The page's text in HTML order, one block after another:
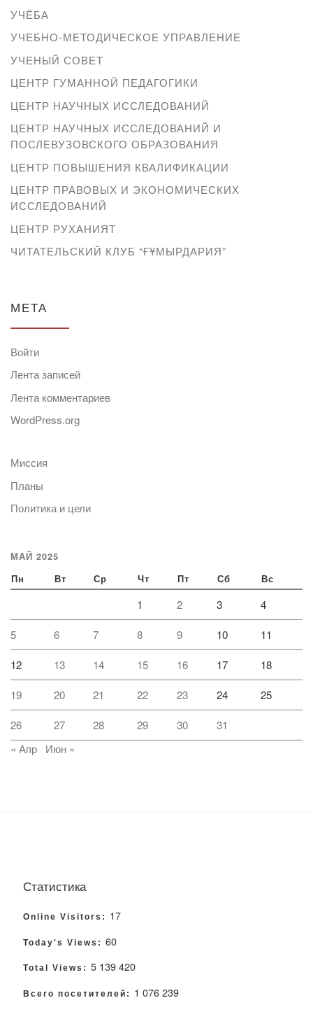
УЧЁБА
УЧЕБНО-МЕТОДИЧЕСКОЕ УПРАВЛЕНИЕ
УЧЕНЫЙ СОВЕТ
ЦЕНТР ГУМАННОЙ ПЕДАГОГИКИ
ЦЕНТР НАУЧНЫХ ИССЛЕДОВАНИЙ
ЦЕНТР НАУЧНЫХ ИССЛЕДОВАНИЙ И
ПОСЛЕВУЗОВСКОГО ОБРАЗОВАНИЯ
ЦЕНТР ПОВЫШЕНИЯ КВАЛИФИКАЦИИ
ЦЕНТР ПРАВОВЫХ И ЭКОНОМИЧЕСКИХ
ИССЛЕДОВАНИЙ
ЦЕНТР РУХАНИЯТ
ЧИТАТЕЛЬСКИЙ КЛУБ “ҒҰМЫРДАРИЯ”
МЕТА
Войти
Лента записей
Лента комментариев
WordPress.org
Миссия
Планы
Политика и цели
МАЙ 2025
Пн Вт Ср Чт Пт Сб Вс
1 2 3 4
5 6 7 8 9 10 11
12 13 14 15 16 17 18
19 20 21 22 23 24 25
26 27 28 29 30
31
« Апр
Июн »
Статистика
Online Visitors: 17
Today's Views: 60
Total Views: 5 139 420
Всего посетителей: 1 076 239